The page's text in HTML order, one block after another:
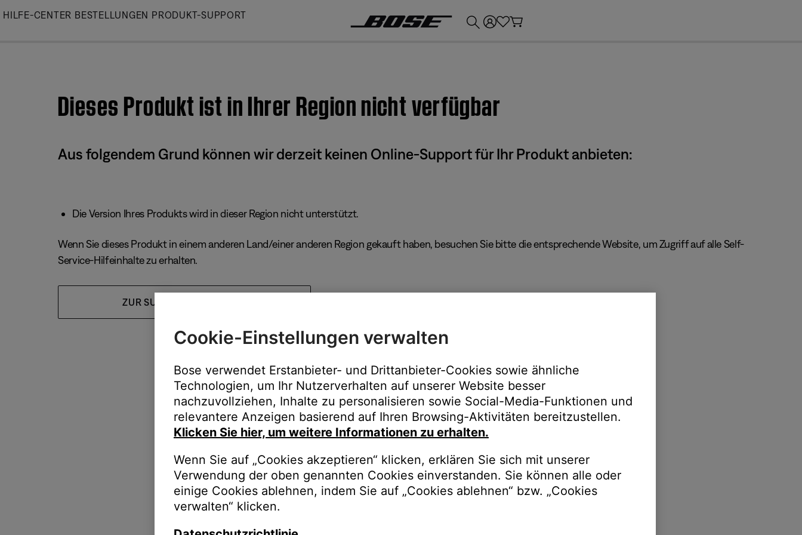
Skip
HILFE-CENTER BESTELLUNGEN PRODUKT-SUPPORT
Dieses Produkt ist in Ihrer Region nicht verfügbar
Aus folgendem Grund können wir derzeit keinen Online-Support für Ihr Produkt anbieten:
Die Version Ihres Produkts wird in dieser Region nicht unterstützt.
Wenn Sie dieses Produkt in einem anderen Land/einer anderen Region gekauft haben, besuchen Sie bitte die entsprechende Website, um Zugriff auf alle Self-
Service-Hilfeinhalte zu erhalten.
ZUR SUPPORT-HOMEPAGE
Cookie-Einstellungen verwalten
Bose verwendet Erstanbieter- und Drittanbieter-Cookies sowie ähnliche
Technologien, um Ihr Nutzerverhalten auf unserer Website besser
nachzuvollziehen, Inhalte zu personalisieren sowie Social-Media-Funktionen und
relevantere Anzeigen basierend auf Ihren Browsing-Aktivitäten bereitzustellen.
Klicken Sie hier, um weitere Informationen zu erhalten.
Wenn Sie auf „Cookies akzeptieren“ klicken, erklären Sie sich mit unserer
Verwendung der oben genannten Cookies einverstanden. Sie können alle oder
einige Cookies ablehnen, indem Sie auf „Cookies ablehnen“ bzw. „Cookies
verwalten“ klicken.